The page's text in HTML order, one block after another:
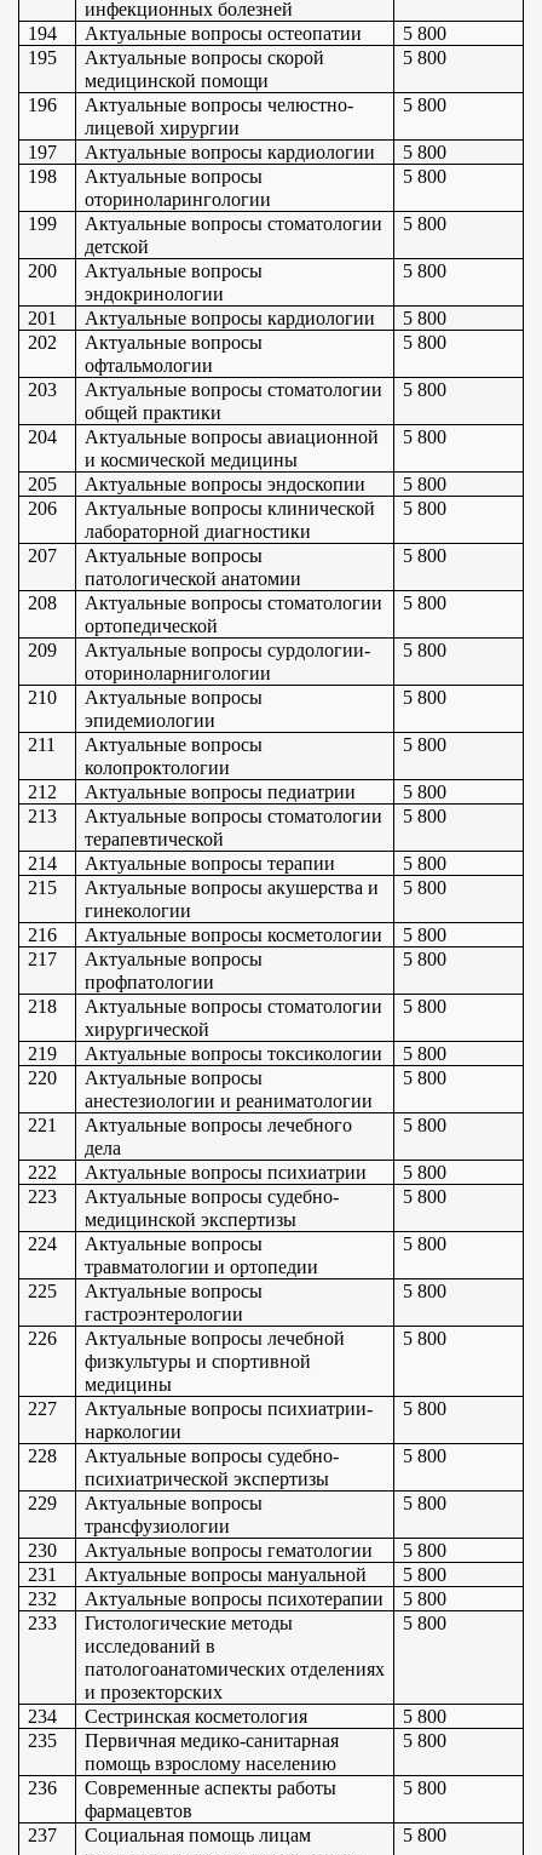
инфекционных болезней
194
Актуальные вопросы остеопатии
5 800
195
Актуальные вопросы скорой
медицинской помощи
5 800
196
Актуальные вопросы челюстно-
лицевой хирургии
5 800
197 Актуальные вопросы кардиологии
5 800
198
Актуальные вопросы
оториноларингологии
5 800
199
Актуальные вопросы стоматологии
детской
5 800
200
Актуальные вопросы
эндокринологии
5 800
201 Актуальные вопросы кардиологии
5 800
202
Актуальные вопросы
офтальмологии
5 800
203
Актуальные вопросы стоматологии
общей практики
5 800
204
Актуальные вопросы авиационной
и космической медицины
5 800
205 Актуальные вопросы эндоскопии
5 800
206
Актуальные вопросы клинической
лабораторной диагностики
5 800
207
Актуальные вопросы
патологической анатомии
5 800
208
Актуальные вопросы стоматологии
ортопедической
5 800
209
Актуальные вопросы сурдологии-
оториноларнигологии
5 800
210
Актуальные вопросы
эпидемиологии
5 800
211
Актуальные вопросы
колопроктологии
5 800
212 Актуальные вопросы педиатрии
5 800
213
Актуальные вопросы стоматологии
терапевтической
5 800
214 Актуальные вопросы терапии
5 800
215
Актуальные вопросы акушерства и
гинекологии
5 800
216 Актуальные вопросы косметологии
5 800
217
Актуальные вопросы
профпатологии
5 800
218
Актуальные вопросы стоматологии
хирургической
5 800
219 Актуальные вопросы токсикологии
5 800
220
Актуальные вопросы
анестезиологии и реаниматологии
5 800
221
Актуальные вопросы лечебного
дела
5 800
222 Актуальные вопросы психиатрии
5 800
223
Актуальные вопросы судебно-
медицинской экспертизы
5 800
224
Актуальные вопросы
травматологии и ортопедии
5 800
225
Актуальные вопросы
гастроэнтерологии
5 800
226
Актуальные вопросы лечебной
физкультуры и спортивной
медицины
5 800
227
Актуальные вопросы психиатрии-
наркологии
5 800
228
Актуальные вопросы судебно-
психиатрической экспертизы
5 800
229
Актуальные вопросы
трансфузиологии
5 800
230 Актуальные вопросы гематологии
5 800
231
Актуальные вопросы мануальной
5 800
232
Актуальные вопросы психотерапии
5 800
233
Гистологические методы
исследований в
патологоанатомических отделениях
и прозекторских
5 800
234 Сестринская косметология
5 800
235
Первичная медико-санитарная
помощь взрослому населению
5 800
236
Современные аспекты работы
фармацевтов
5 800
237
Социальная помощь лицам
5 800